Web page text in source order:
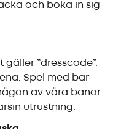
och boka in sig
”dresscode”.
Spel med bar
av våra banor.
utrustning.